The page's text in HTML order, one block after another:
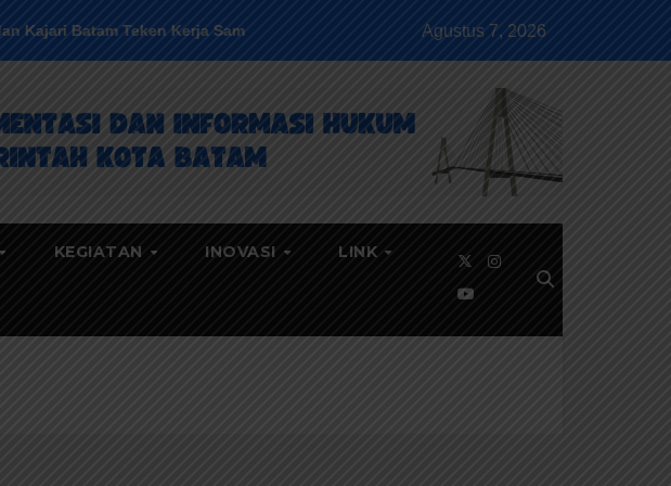
Teken Kerja Sama, Fokus Penguatan Pendampingan Hukum JDIH Goes To
Agustus 7, 2026
KEGIATAN INOVASI LINK